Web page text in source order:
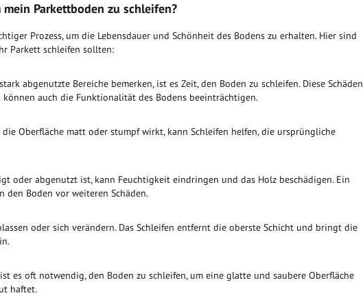
Parkettboden zu schleifen?
Prozess, um die Lebensdauer und Schönheit des Bodens zu erhalten. Hier sind
Parkett schleifen sollten:
abgenutzte Bereiche bemerken, ist es Zeit, den Boden zu schleifen. Diese Schäden
auch die Funktionalität des Bodens beeinträchtigen.
Oberfläche matt oder stumpf wirkt, kann Schleifen helfen, die ursprüngliche
oder abgenutzt ist, kann Feuchtigkeit eindringen und das Holz beschädigen. Ein
den Boden vor weiteren Schäden.
oder sich verändern. Das Schleifen entfernt die oberste Schicht und bringt die
es oft notwendig, den Boden zu schleifen, um eine glatte und saubere Oberfläche
haftet.